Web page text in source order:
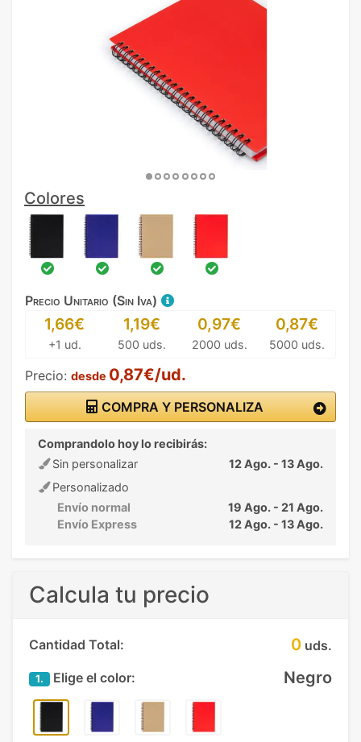
Colores
Precio Unitario (Sin Iva)
1,66€
+1 ud.
1,19€
500 uds.
0,97€
2000 uds.
0,87€
5000 uds.
Precio: desde 0,87€/ud.
COMPRA Y PERSONALIZA
Comprandolo hoy lo recibirás:
Sin personalizar
12 Ago. - 13 Ago.
Personalizado
Envío normal
19 Ago. - 21 Ago.
Envío Express
12 Ago. - 13 Ago.
Calcula tu precio
Cantidad Total: 0 uds.
1. Elige el color: Negro